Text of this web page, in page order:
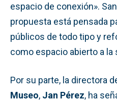
espacio de conexión».
propuesta está pensada
públicos de todo tipo y
como espacio abierto a la
Por su parte, la directora
Museo, Jan Pérez, ha